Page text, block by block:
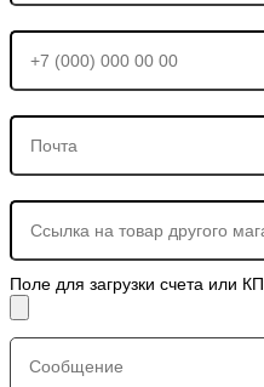
Поле для загрузки счета или КП